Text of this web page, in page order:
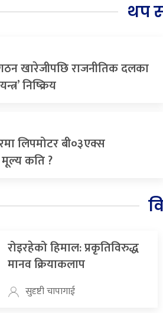
थप
खारेजीपछि राजनीतिक दलका
निष्क्रिय
लिपमोटर बी०३एक्स
कति ?
रोइरहेको हिमाल: प्रकृतिविरुद्ध
मानव क्रियाकलाप
सुदृष्टी चापागाई